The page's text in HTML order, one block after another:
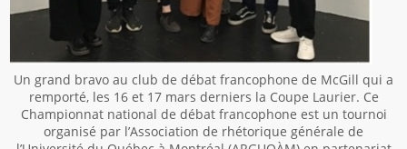
Un grand bravo au club de débat francophone de McGill qui a
remporté, les 16 et 17 mars derniers la Coupe Laurier. Ce
Championnat national de débat francophone est un tournoi
organisé par l’Association de rhétorique générale de